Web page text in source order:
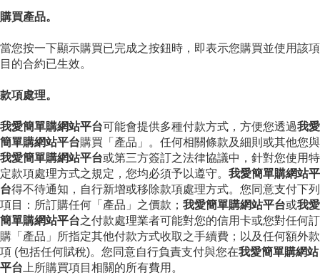
購買產品。
當您按一下顯示購買已完成之按鈕時，即表示您購買並使用該項
目的合約已生效。
款項處理。
我愛簡單購網站平台可能會提供多種付款方式，方便您透過我愛
簡單購網站平台購買「產品」。任何相關條款及細則或其他您與
我愛簡單購網站平台或第三方簽訂之法律協議中，針對您使用特
定款項處理方式之規定，您均必須予以遵守。 我愛簡單購網站平
台得不待通知，自行新增或移除款項處理方式。您同意支付下列
項目：所訂購任何「產品」之價款； 我愛簡單購網站平台或我愛
簡單購網站平台之付款處理業者可能對您的信用卡或您對任何訂
購「產品」所指定其他付款方式收取之手續費；以及任何額外款
項 (包括任何賦稅)。您同意自行負責支付與您在我愛簡單購網站
平台 上所購買項目相關的所有費用。